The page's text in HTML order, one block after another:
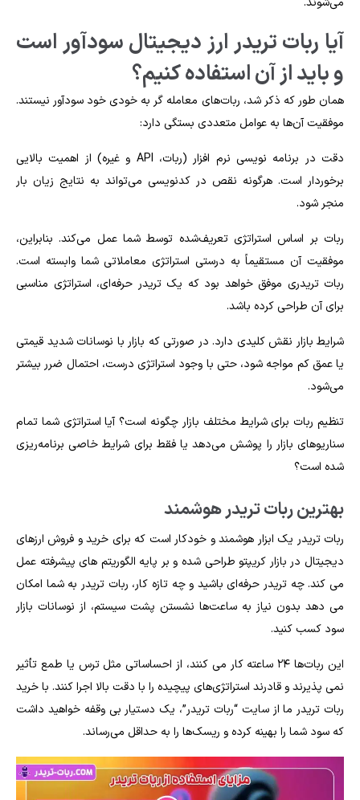
آیا ربات تریدر ارز دیجیتال سودآور است
و باید از آن استفاده کنیم؟
همان‌ طور که ذکر شد، ربات‌های معامله‌ گر به‌ خودی‌ خود سودآور نیستند.
موفقیت آن‌ها به عوامل متعددی بستگی دارد:
دقت در برنامه‌ نویسی نرم‌ افزار (ربات، API و غیره) از اهمیت بالایی
برخوردار است. هرگونه نقص در کدنویسی می‌تواند به نتایج زیان‌ بار
منجر شود.
ربات بر اساس استراتژی تعریف‌شده توسط شما عمل می‌کند. بنابراین،
موفقیت آن مستقیماً به درستی استراتژی معاملاتی شما وابسته است.
ربات تریدری موفق خواهد بود که یک تریدر حرفه‌ای، استراتژی مناسبی
برای آن طراحی کرده باشد.
شرایط بازار نقش کلیدی دارد. در صورتی که بازار با نوسانات شدید قیمتی
یا عمق کم مواجه شود، حتی با وجود استراتژی درست، احتمال ضرر بیشتر
می‌شود.
تنظیم ربات برای شرایط مختلف بازار چگونه است؟ آیا استراتژی شما تمام
سناریوهای بازار را پوشش می‌دهد یا فقط برای شرایط خاصی برنامه‌ریزی
شده است؟
بهترین ربات تریدر هوشمند
ربات تریدر یک ابزار هوشمند و خودکار است که برای خرید و فروش ارزهای
دیجیتال در بازار کریپتو طراحی شده و بر پایه الگوریتم‌ های پیشرفته عمل
می‌ کند. چه تریدر حرفه‌ای باشید و چه تازه‌ کار، ربات تریدر به شما امکان
می‌ دهد بدون نیاز به ساعت‌ها نشستن پشت سیستم، از نوسانات بازار
سود کسب کنید.
این ربات‌ها ۲۴ ساعته کار می‌ کنند، از احساساتی مثل ترس یا طمع تأثیر
نمی‌ پذیرند و قادرند استراتژی‌های پیچیده را با دقت بالا اجرا کنند. با خرید
ربات تریدر ما از سایت “ربات تریدر”، یک دستیار بی‌ وقفه خواهید داشت
که سود شما را بهینه کرده و ریسک‌ها را به حداقل می‌رساند.